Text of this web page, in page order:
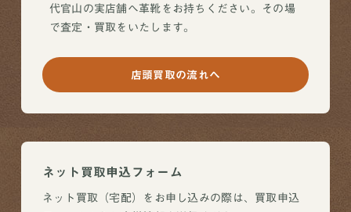
代官山の実店舗へ革靴をお持ちください。その場
で査定・買取をいたします。
店頭買取の流れへ
ネット買取申込フォーム
ネット買取（宅配）をお申し込みの際は、買取申込